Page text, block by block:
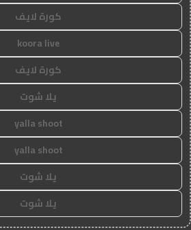
كورة لايف
koora live
كورة لايف
يلا شوت
yalla shoot
yalla shoot
يلا شوت
يلا شوت